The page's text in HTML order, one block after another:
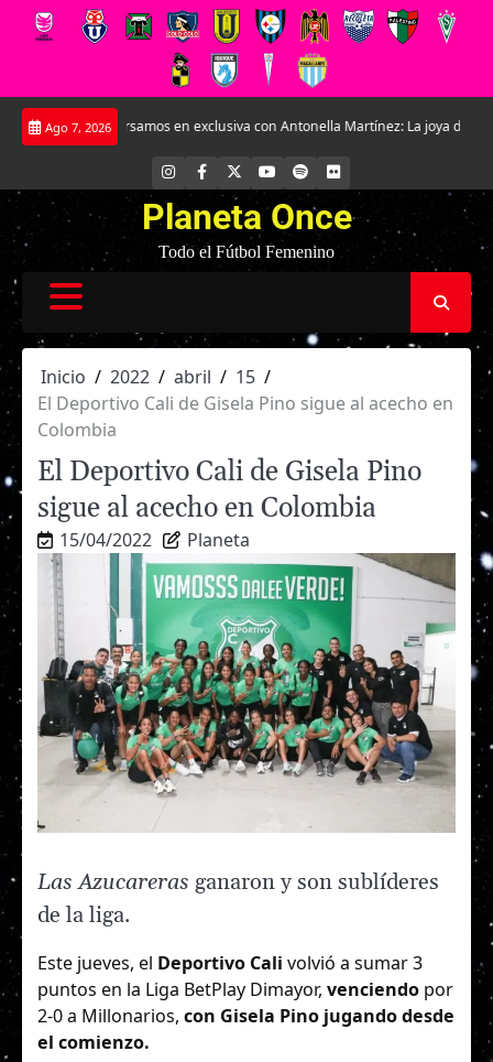
Saltar
Ago 7, 2026
Conversamos en exclusiva con Antonella Martínez: La joya de Everton
INSTAGRAM
FACEBOOK YOUTUBE
SPOTIFYFLICKR
Planeta Once
Todo el Fútbol Femenino
Inicio 2022 abril
15
El Deportivo Cali de Gisela Pino sigue al acecho en
Colombia
El Deportivo Cali de Gisela Pino
sigue al acecho en Colombia
15/04/2022 Planeta
Las Azucareras ganaron y son sublíderes
de la liga.
Este jueves, el Deportivo Cali volvió a sumar 3
puntos en la Liga BetPlay Dimayor, venciendo por
2-0 a Millonarios, con Gisela Pino jugando desde
el comienzo.